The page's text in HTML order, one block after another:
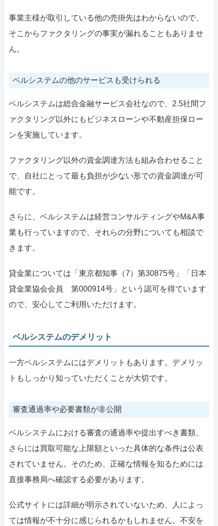
事業主様が取引している他の売掛先はわからないので、
そこからファクタリングの事実が漏れることもありませ
ん。
ベルシステムの他のサービスも受けられる
ベルシステムは総合金融サービス会社なので、2.5社間フ
ァクタリング以外にもビジネスローンや不動産担保ロー
ンを実施しています。
ファクタリング以外の資金調達方法も組み合わせること
で、自社にとって最も負担が少ない形での資金調達が可
能です。
さらに、ベルシステムは経営コンサルティングやM&A事
業も行っていますので、それらの分野についても相談で
きます。
貸金業については「東京都知事（7）第30875号」「日本
貸金業協会会員 第000914号」という認可を得ています
ので、安心してご利用いただけます。
ベルシステムのデメリット
一方ベルシステムにはデメリットもあります。デメリッ
トもしっかり知っていただくことが大切です。
審査通過率や必要書類が非公開
ベルシステムにおける審査の通過率や提出すべき書類、
さらには買取可能な上限額といった具体的な条件は公表
されていません。そのため、正確な情報を知るためには
直接事務局へ確認する必要があります。
公式サイトには詳細が明示されていないため、人によっ
ては情報が不十分に感じられるかもしれません。不安を